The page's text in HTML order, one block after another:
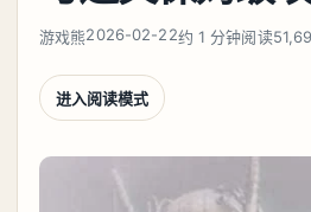
游戏熊2026-02-22约 1 分钟阅读
进入阅读模式